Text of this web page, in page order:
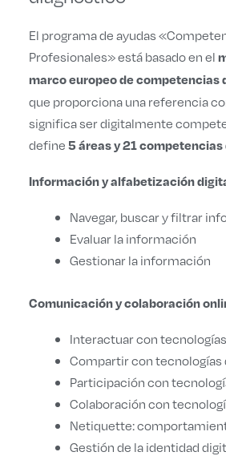
El programa de ayudas
Profesionales» está basado en el
marco europeo de competencias
que proporciona una referencia
significa ser digitalmente
define5 áreas y 21
Información y alfabetización
Navegar, buscar y filtrar
Evaluar la información
Gestionar la información
Comunicación y colaboración
Interactuar con
Compartir con tecnologías
Participación con
Colaboración con
Netiquette:
Gestión de la identidad